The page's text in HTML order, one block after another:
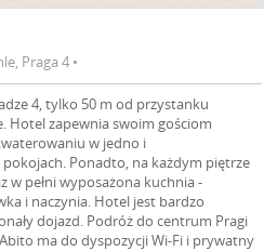
Praga 4 •
4, tylko 50 m od przystanku
Hotel zapewnia swoim gościom
w jedno i
Ponadto, na każdym piętrze
w pełni wyposażona kuchnia -
i naczynia. Hotel jest bardzo
dojazd. Podróż do centrum Pragi
ma do dyspozycji Wi-Fi i prywatny